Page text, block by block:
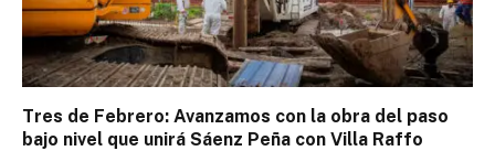
Tres de Febrero: Avanzamos con la obra del paso
bajo nivel que unirá Sáenz Peña con Villa Raffo